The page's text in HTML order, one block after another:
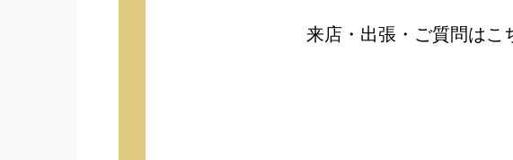
来店・出張・ご質問はこ